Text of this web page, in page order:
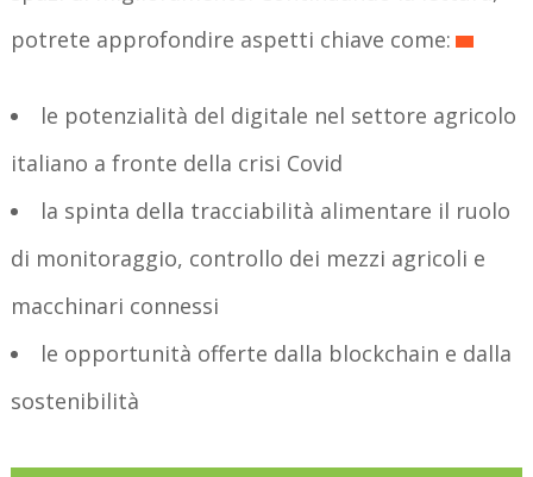
potrete approfondire aspetti chiave come:
le potenzialità del digitale nel settore agricolo
italiano a fronte della crisi Covid
la spinta della tracciabilità alimentare il ruolo
di monitoraggio, controllo dei mezzi agricoli e
macchinari connessi
le opportunità offerte dalla blockchain e dalla
sostenibilità